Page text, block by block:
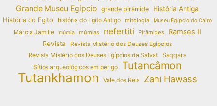
Grande Museu Egípcio grande pirâmide
História Antiga
História do Egito
história do Egito Antigo mitologia Museu Egípcio do Cairo
Márcia Jamille múmia múmias nefertiti Pirâmides Ramses II
Revista
Revista Mistério dos Deuses Egípcios
Revista Mistério dos Deuses Egípcios da Salvat
Saqqara
Sítios arqueológicos em perigo
Tutancâmon
Tutankhamon Vale dos Reis Zahi Hawass